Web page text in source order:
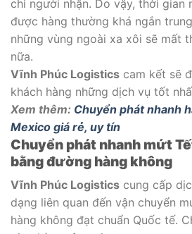
chỉ người nhận. Do vậy, thời gian
được hàng thường khá ngắn
những vùng ngoài xa xôi sẽ mất
nữa.
Vĩnh Phúc Logistics cam kết sẽ
khách hàng những dịch vụ tốt
Xem thêm: Chuyển phát nhanh
Mexico giá rẻ, uy tín
Chuyển phát nhanh mứt
bằng đường hàng không
Vĩnh Phúc Logistics cung cấp
dạng liên quan đến vận chuyển
hàng không đạt chuẩn Quốc tế.